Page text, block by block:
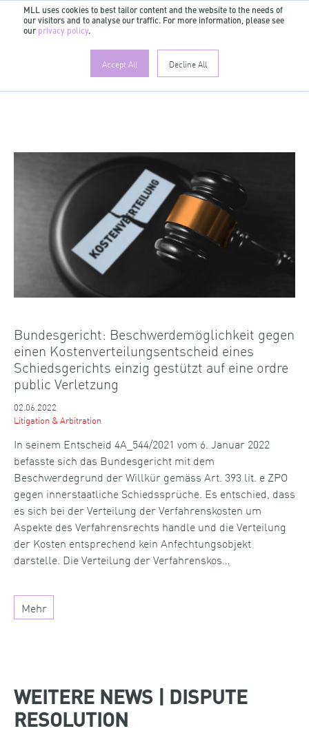
MLL uses cookies to best tailor content and the website to the needs of
our visitors and to analyse our traffic. For more information, please see
our privacy policy.
Accept All Decline All
DE
Bundesgericht: Beschwerdemöglichkeit gegen
einen Kostenverteilungsentscheid eines
Schiedsgerichts einzig gestützt auf eine ordre
public Verletzung
02.06.2022
Litigation & Arbitration
In seinem Entscheid 4A_544/2021 vom 6. Januar 2022
befasste sich das Bundesgericht mit dem
Beschwerdegrund der Willkür gemäss Art. 393 lit. e ZPO
gegen innerstaatliche Schiedssprüche. Es entschied, dass
es sich bei der Verteilung der Verfahrenskosten um
Aspekte des Verfahrensrechts handle und die Verteilung
der Kosten entsprechend kein Anfechtungsobjekt
darstelle. Die Verteilung der Verfahrenskos…
Mehr
WEITERE NEWS | DISPUTE
RESOLUTION